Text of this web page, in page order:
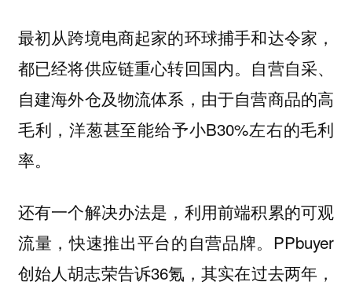
最初从跨境电商起家的环球捕手和达令家，
都已经将供应链重心转回国内。 自营自采、
自建海外仓及物流体系，由于自营商品的高
毛利，洋葱甚至能给予小B30%左右的毛利
率。
还有一个解决办法是，利用前端积累的可观
流量，快速推出平台的自营品牌。PPbuyer
创始人胡志荣告诉36氪，其实在过去两年，